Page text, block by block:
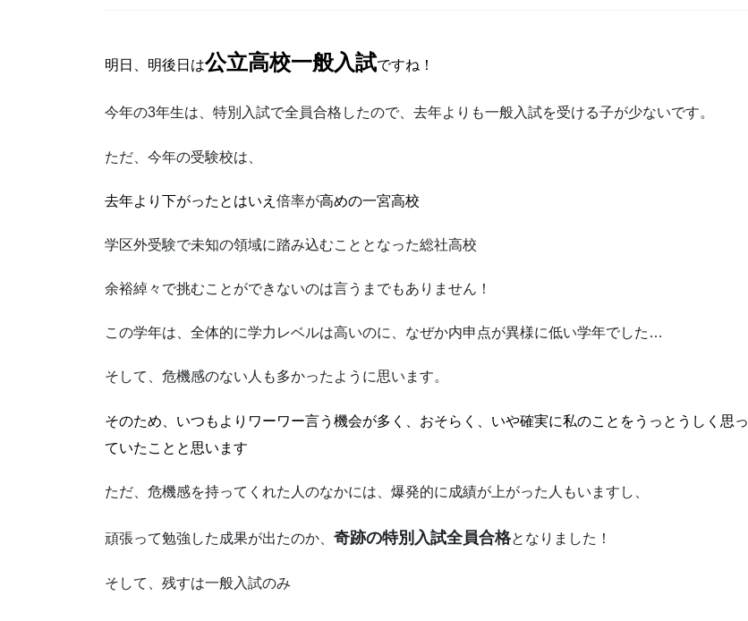
明日、明後日は公立高校一般入試ですね！
今年の3年生は、特別入試で全員合格したので、去年よりも一般入試を受ける子が少ないです。
ただ、今年の受験校は、
去年より下がったとはいえ 倍率が高めの一宮高校
学区外受験で未知の領域に踏み込むこととなった総社高校
余裕綽々で挑むことができないのは言うまでもありません！
この学年は、全体的に学力レベルは高いのに、なぜか内申点が異様に低い学年でした…
そして、危機感のない人も多かったように思います。
そのため、いつもよりワーワー言う機会が多く、おそらく、いや確実に私のことをうっとうしく思っ
ていたことと思います
ただ、危機感を持ってくれた人のなかには、爆発的に成績が上がった人もいますし、
頑張って勉強した成果が出たのか、 奇跡の特別入試全員合格となりました！
そして、残すは一般入試のみ